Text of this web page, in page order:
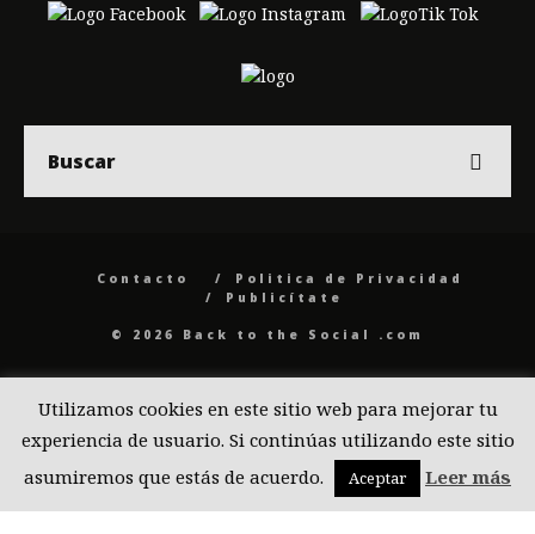
Contacto
Politica de Privacidad
Publicítate
© 2026 Back to the Social .com
Utilizamos cookies en este sitio web para mejorar tu
experiencia de usuario. Si continúas utilizando este sitio
asumiremos que estás de acuerdo.
Aceptar Leer más